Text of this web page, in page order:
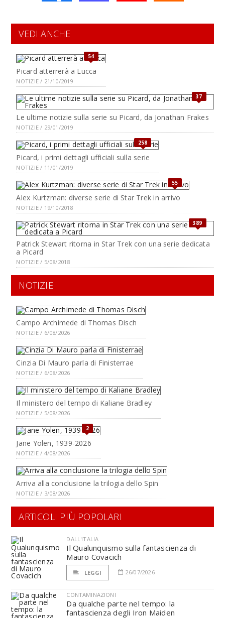
VEDI ANCHE
54
Picard atterrerà a Lucca
NOTIZIE / 21/10/2019
37
Le ultime notizie sulla serie su Picard, da Jonathan Frakes
NOTIZIE / 29/01/2019
258
Picard, i primi dettagli ufficiali sulla serie
NOTIZIE / 11/01/2019
55
Alex Kurtzman: diverse serie di Star Trek in arrivo
NOTIZIE / 19/10/2018
389
Patrick Stewart ritorna in Star Trek con una serie dedicata
a Picard
NOTIZIE / 5/08/2018
NOTIZIE
Campo Archimede di Thomas Disch
NOTIZIE / 6/08/2026
Cinzia Di Mauro parla di Finisterrae
NOTIZIE / 6/08/2026
Il ministero del tempo di Kaliane Bradley
NOTIZIE / 5/08/2026
2
Jane Yolen, 1939-2026
NOTIZIE / 4/08/2026
Arriva alla conclusione la trilogia dello Spin
NOTIZIE / 3/08/2026
ARTICOLI PIÙ POPOLARI
DALL'ITALIA
Il Qualunquismo sulla fantascienza di
Mauro Covacich
LEGGI 26/07/2026
CONTAMINAZIONI
Da qualche parte nel tempo: la
fantascienza degli Iron Maiden